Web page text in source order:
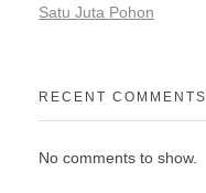
Satu Juta Pohon
RECENT COMMENTS
No comments to show.